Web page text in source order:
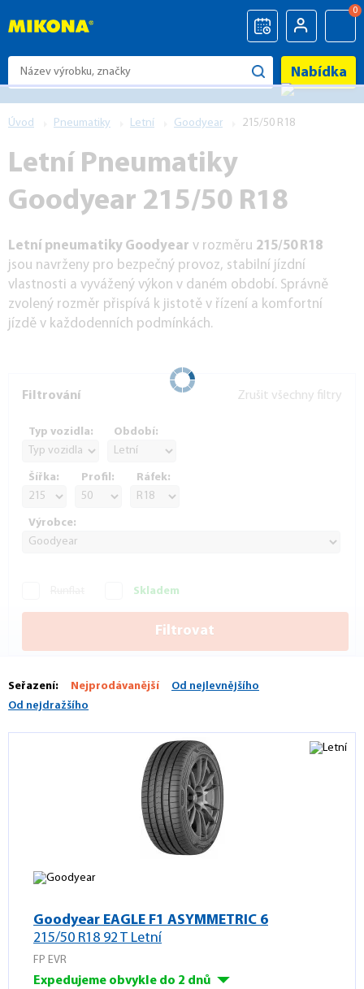
0
Nabídka
Úvod Pneumatiky Letní Goodyear 215/50 R18
Letní Pneumatiky
Goodyear 215/50 R18
Letní pneumatiky Goodyear v rozměru 215/50 R18
jsou navrženy pro bezpečný provoz, stabilní jízdní
vlastnosti a vyvážený výkon v daném období. Správně
zvolený rozměr přispívá k jistotě v řízení a komfortní
jízdě v každodenních podmínkách.
Filtrování Zrušit všechny filtry
Typ vozidla: Období:
Šířka: Profil: Ráfek:
Výrobce:
Skladem
Filtrovat
Seřazení: Nejprodávanější
Od nejlevnějšího
Od nejdražšího
Goodyear EAGLE F1 ASYMMETRIC 6
215/50 R18 92 T Letní
FP EVR
Expedujeme obvykle do 2 dnů